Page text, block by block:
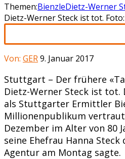
Themen:BienzleDietz-Werner
Dietz-Werner Steck ist tot.
Von: GER9. Januar 2017
Stuttgart – Der frühere
Dietz-Werner Steck ist tot.
als Stuttgarter Ermittler
Millionenpublikum
Dezember im Alter von 80
seine Ehefrau Hanna Steck
Agentur am Montag sagte.